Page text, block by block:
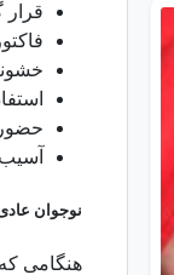
نوجوان
هنگامی